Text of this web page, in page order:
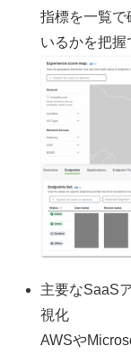
指標を一覧で
いるかを把握
主要なSaaS
視化
AWSや